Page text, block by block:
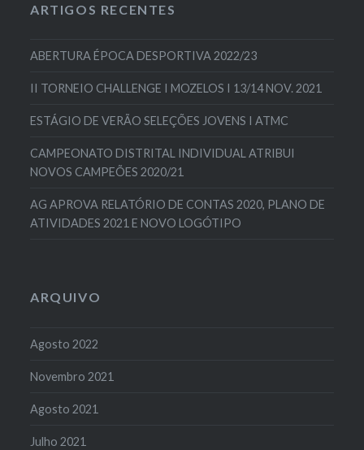
ARTIGOS RECENTES
ABERTURA ÉPOCA DESPORTIVA 2022/23
II TORNEIO CHALLENGE I MOZELOS I 13/14 NOV. 2021
ESTÁGIO DE VERÃO SELEÇÕES JOVENS I ATMC
CAMPEONATO DISTRITAL INDIVIDUAL ATRIBUI
NOVOS CAMPEÕES 2020/21
AG APROVA RELATÓRIO DE CONTAS 2020, PLANO DE
ATIVIDADES 2021 E NOVO LOGÓTIPO
ARQUIVO
Agosto 2022
Novembro 2021
Agosto 2021
Julho 2021